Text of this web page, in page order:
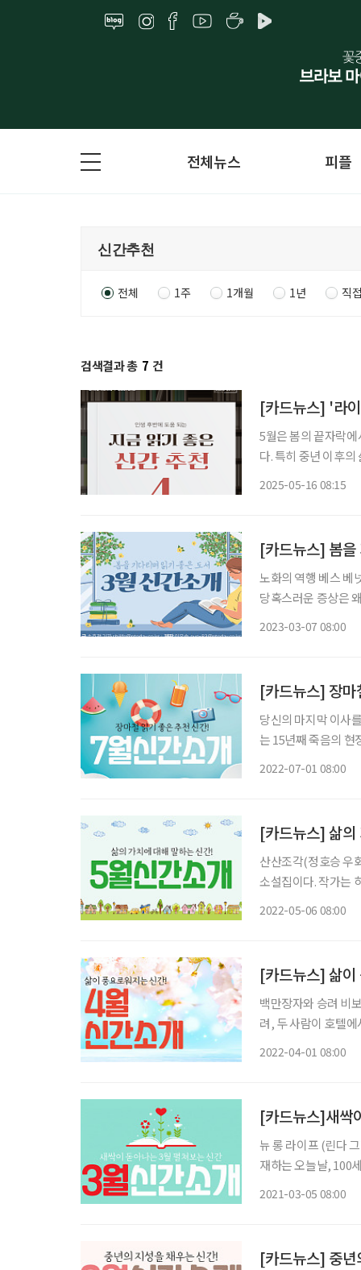
전체뉴스 피플
전체 1주 1개월 1년 직
검색결과 총 7 건
[카드뉴스] '라
5월은 봄의 끝자락
다. 특히 중년 이후
2025-05-16 08:15
[카드뉴스] 봄을
노화의 역행 베스 베
당혹스러운 증상은
2023-03-07 08:00
[카드뉴스] 장마
당신의 마지막 이사
는 15년째 죽음의 현
2022-07-01 08:00
[카드뉴스] 삶의
산산조각(정호승 우
소설집이다. 작가는
2022-05-06 08:00
[카드뉴스] 삶
백만장자와 승려 비
려, 두 사람이 호텔
2022-04-01 08:00
[카드뉴스]새싹
뉴 롱 라이프 (린다
재하는 오늘날, 100
2021-03-05 08:00
[카드뉴스] 중